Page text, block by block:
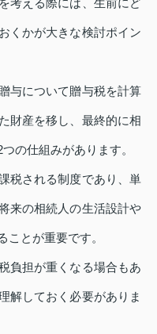
考える際には、生前にど
くかが大きな検討ポイン
与について贈与税を計算
財産を移し、最終的に相
の仕組みがあります。
税される制度であり、単
来の相続人の生活設計や
ことが重要です。
負担が重くなる場合もあ
解しておく必要がありま